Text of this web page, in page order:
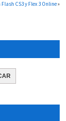
CS3 y Flex 3 Online»